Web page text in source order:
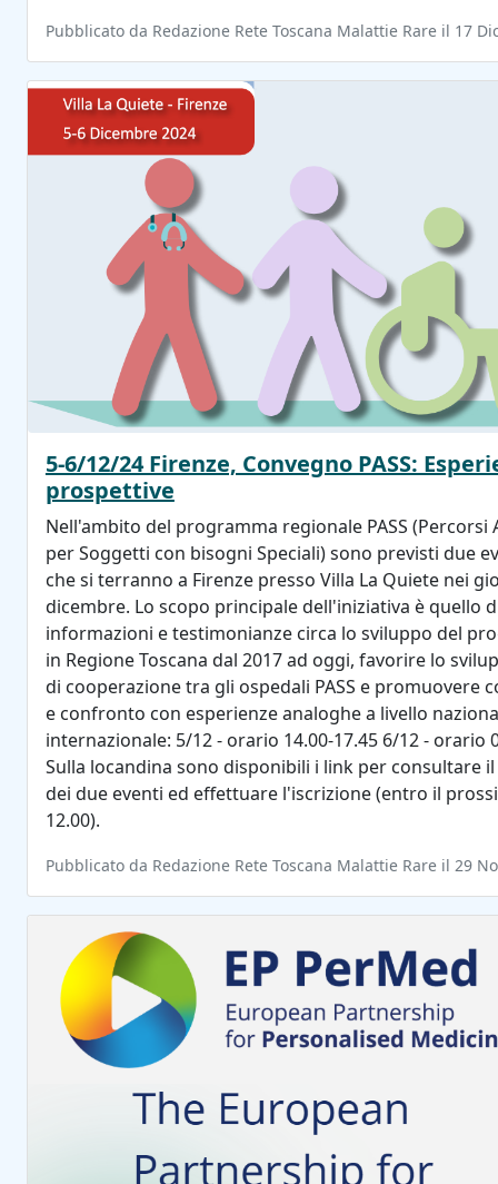
Pubblicato da Redazione Rete Toscana Malattie Rare il 17
5-6/12/24 Firenze, Convegno PASS:
prospettive
Nell'ambito del programma regionale PASS (Percorsi
per Soggetti con bisogni Speciali) sono previsti due
che si terranno a Firenze presso Villa La Quiete nei
dicembre. Lo scopo principale dell'iniziativa è quello
informazioni e testimonianze circa lo sviluppo del
in Regione Toscana dal 2017 ad oggi, favorire lo
di cooperazione tra gli ospedali PASS e promuovere
e confronto con esperienze analoghe a livello
internazionale: 5/12 - orario 14.00-17.45 6/12 - orario
Sulla locandina sono disponibili i link per consultare
dei due eventi ed effettuare l'iscrizione (entro il
12.00).
Pubblicato da Redazione Rete Toscana Malattie Rare il 29